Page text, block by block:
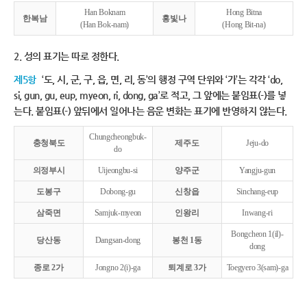
한복남
Han Boknam
(Han Bok-nam)
홍빛나
Hong Bitna
(Hong Bit-na)
2. 성의 표기는 따로 정한다.
제5항 ‘도, 시, 군, 구, 읍, 면, 리, 동’의 행정 구역 단위와 ‘가’는 각각 ‘do,
si, gun, gu, eup, myeon, ri, dong, ga’로 적고, 그 앞에는 붙임표(-)를 넣
는다. 붙임표(-) 앞뒤에서 일어나는 음운 변화는 표기에 반영하지 않는다.
충청북도
Chungcheongbuk-
do
제주도 Jeju-do
의정부시 Uijeongbu-si 양주군 Yangju-gun
도봉구 Dobong-gu 신창읍 Sinchang-eup
삼죽면 Samjuk-myeon 인왕리 Inwang-ri
당산동 Dangsan-dong 봉천 1동
Bongcheon 1(il)-
dong
종로 2가 Jongno 2(i)-ga 퇴계로 3가 Toegyero 3(sam)-ga